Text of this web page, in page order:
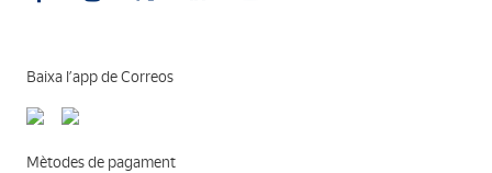
Baixa l’app de Correos
Mètodes de pagament